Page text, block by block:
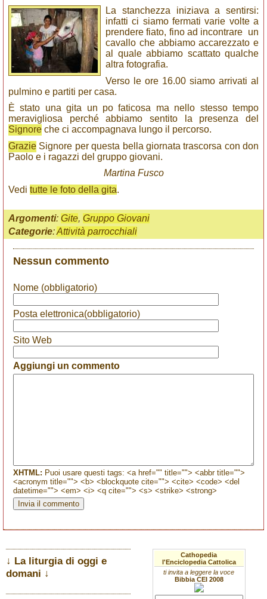
La stanchezza iniziava a sentirsi:
infatti ci siamo fermati varie volte a
prendere fiato, fino ad incontrare un
cavallo che abbiamo accarezzato e
al quale abbiamo scattato qualche
altra fotografia.
Verso le ore 16.00 siamo arrivati al
pulmino e partiti per casa.
È stato una gita un po faticosa ma nello stesso tempo
meravigliosa perché abbiamo sentito la presenza del
Signore che ci accompagnava lungo il percorso.
Grazie Signore per questa bella giornata trascorsa con don
Paolo e i ragazzi del gruppo giovani.
Martina Fusco
Vedi tutte le foto della gita.
Argomenti: Gite, Gruppo Giovani
Categorie:Attività parrocchiali
Nessun commento
Nome (obbligatorio)
Posta elettronica(obbligatorio)
Sito Web
Aggiungi un commento
XHTML: Puoi usare questi tags: <a href="" title=""> <abbr title="">
<acronym title=""> <b> <blockquote cite=""> <cite> <code> <del
datetime=""> <em> <i> <q cite=""> <s> <strike> <strong>
↓ La liturgia di oggi e
domani ↓
Cathopedia
l'Enciclopedia Cattolica
ti invita a leggere la voce
Bibbia CEI 2008